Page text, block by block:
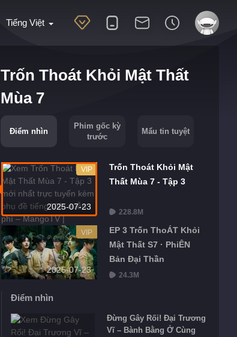
Tiếng Việt
Trốn Thoát Khỏi Mật Thất
Mùa 7
Điểm nhìn
Phim gốc kỳ
trước
Mẩu tin tuyệt
2025-07-23
VIP
Trốn Thoát Khỏi Mật
Thất Mùa 7 - Tập 3
228.8M
2025-07-23
VIP
EP 3 Trốn ThoÁT Khỏi
Mật Thất S7 · PhiÊN
Bản Đại Thần
24.3M
Điểm nhìn
Đừng Gây Rối! Đại Trương
Vĩ – Bành Bằng Ở Cùng